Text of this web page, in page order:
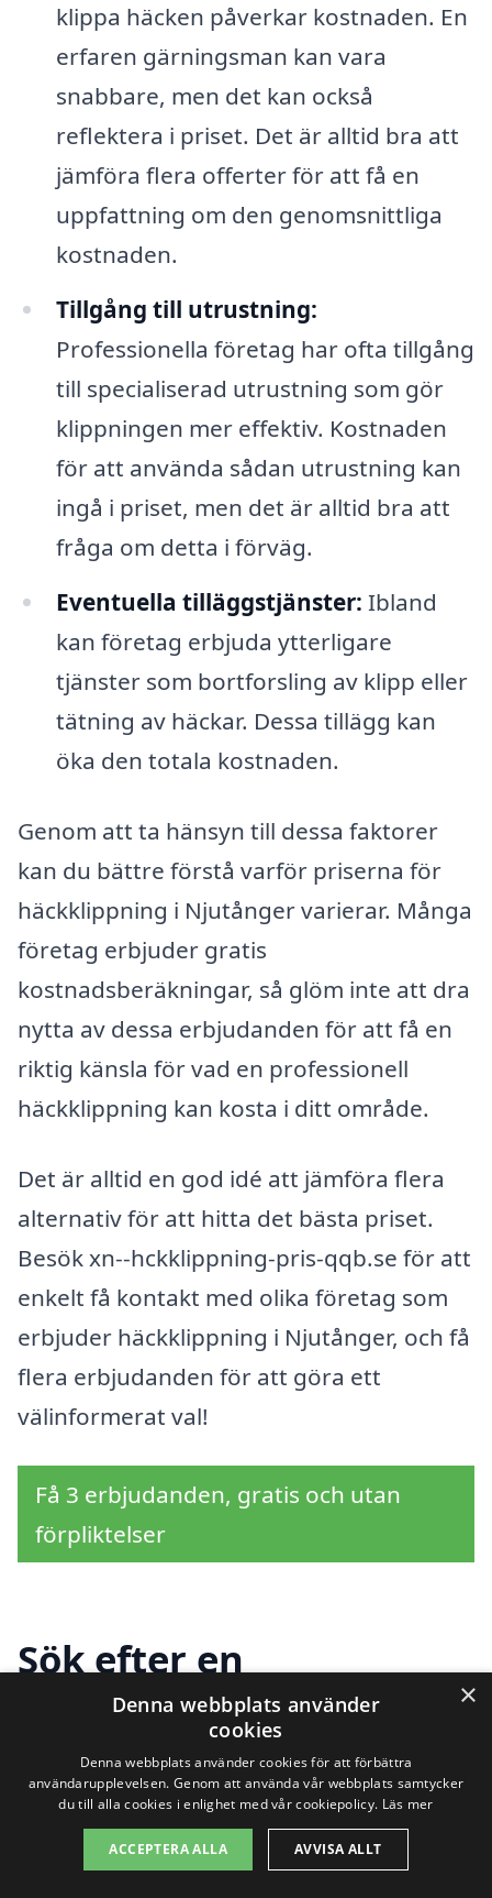
klippa häcken påverkar kostnaden. En
erfaren gärningsman kan vara
snabbare, men det kan också
reflektera i priset. Det är alltid bra att
jämföra flera offerter för att få en
uppfattning om den genomsnittliga
kostnaden.
Tillgång till utrustning:
Professionella företag har ofta tillgång
till specialiserad utrustning som gör
klippningen mer effektiv. Kostnaden
för att använda sådan utrustning kan
ingå i priset, men det är alltid bra att
fråga om detta i förväg.
Eventuella tilläggstjänster: Ibland
kan företag erbjuda ytterligare
tjänster som bortforsling av klipp eller
tätning av häckar. Dessa tillägg kan
öka den totala kostnaden.
Genom att ta hänsyn till dessa faktorer
kan du bättre förstå varför priserna för
häckklippning i Njutånger varierar. Många
företag erbjuder gratis
kostnadsberäkningar, så glöm inte att dra
nytta av dessa erbjudanden för att få en
riktig känsla för vad en professionell
häckklippning kan kosta i ditt område.
Det är alltid en god idé att jämföra flera
alternativ för att hitta det bästa priset.
Besök xn--hckklippning-pris-qqb.se för att
enkelt få kontakt med olika företag som
erbjuder häckklippning i Njutånger, och få
flera erbjudanden för att göra ett
välinformerat val!
Få 3 erbjudanden, gratis och utan
förpliktelser
Sök efter en
professionell för
häckklippning i andra
städer nära Njutånger
×
Denna webbplats använder
cookies
Denna webbplats använder cookies för att förbättra
användarupplevelsen. Genom att använda vår webbplats samtycker
du till alla cookies i enlighet med vår cookiepolicy. Läs mer
ACCEPTERA ALLA AVVISA ALLT